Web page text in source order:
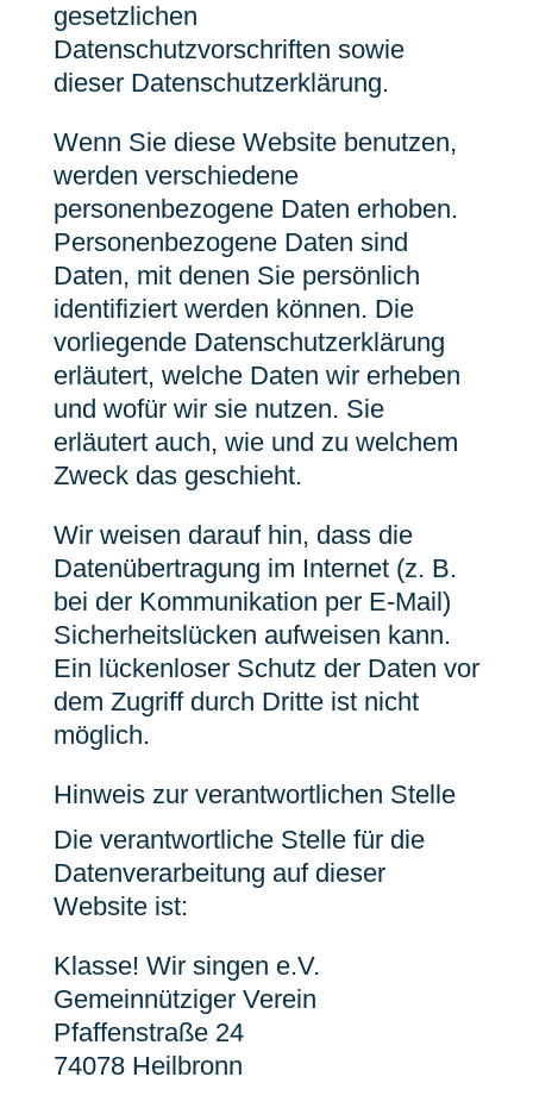
gesetzlichen
Datenschutzvorschriften sowie
dieser Datenschutzerklärung.
Wenn Sie diese Website benutzen,
werden verschiedene
personenbezogene Daten erhoben.
Personenbezogene Daten sind
Daten, mit denen Sie persönlich
identifiziert werden können. Die
vorliegende Datenschutzerklärung
erläutert, welche Daten wir erheben
und wofür wir sie nutzen. Sie
erläutert auch, wie und zu welchem
Zweck das geschieht.
Wir weisen darauf hin, dass die
Datenübertragung im Internet (z. B.
bei der Kommunikation per E-Mail)
Sicherheitslücken aufweisen kann.
Ein lückenloser Schutz der Daten vor
dem Zugriff durch Dritte ist nicht
möglich.
Hinweis zur verantwortlichen Stelle
Die verantwortliche Stelle für die
Datenverarbeitung auf dieser
Website ist:
Klasse! Wir singen e.V.
Gemeinnütziger Verein
Pfaffenstraße 24
74078 Heilbronn